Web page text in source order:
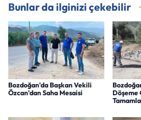
Bunlar da ilginizi çekebilir
Bozdoğan'da Başkan Vekili
Özcan'dan Saha Mesaisi
Döşeme